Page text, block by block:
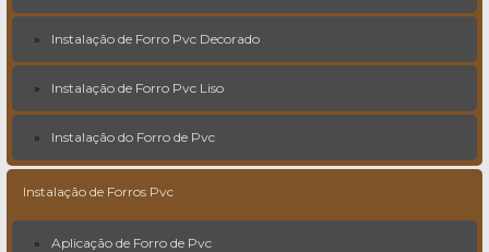
Instalação de Forro Pvc Decorado
Instalação de Forro Pvc Liso
Instalação do Forro de Pvc
Instalação de Forros Pvc
Aplicação de Forro de Pvc